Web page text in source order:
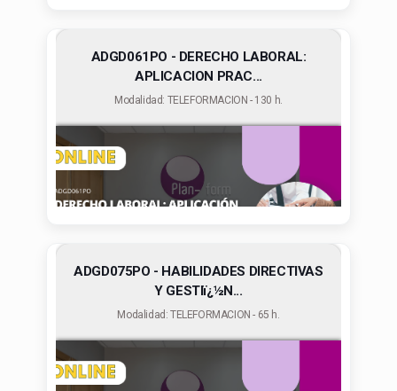
ADGD061PO - DERECHO LABORAL:
APLICACION PRAC...
Modalidad: TELEFORMACION - 130 h.
ADGD075PO - HABILIDADES DIRECTIVAS
Y GESTIï¿½N...
Modalidad: TELEFORMACION - 65 h.